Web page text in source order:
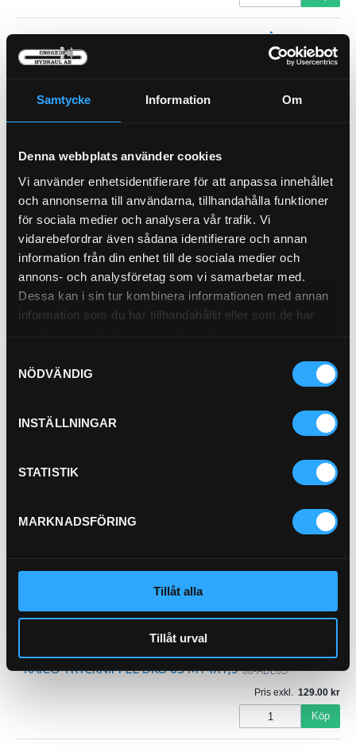
Samtycke Information Om
Denna webbplats använder cookies
Vi använder enhetsidentifierare för att anpassa innehållet
och annonserna till användarna, tillhandahålla funktioner
för sociala medier och analysera vår trafik. Vi
vidarebefordrar även sådana identifierare och annan
information från din enhet till de sociala medier och
annons- och analysföretag som vi samarbetar med.
Dessa kan i sin tur kombinera informationen med annan
information som du har tillhandahållit eller som de har
NÖDVÄNDIG
INSTÄLLNINGAR
STATISTIK
MARKNADSFÖRING
Tillåt alla
Tillåt urval
MANOMETER 25BAR BAKANSLUTEN
Pris exkl. 542.00
Köp
MANOMETER 600BAR BAKANSLUTEN 88-600B
Pris exkl. 870.00
RAICO TRYCKNIPPEL DKO 10S M18.1,5
88-ADK10S
Pris exkl.
122.00
120.00
Köp
RAICO TRYCKNIPPEL DKO 6S M14X1,5 88-ADL6S
Pris exkl. 129.00
Köp